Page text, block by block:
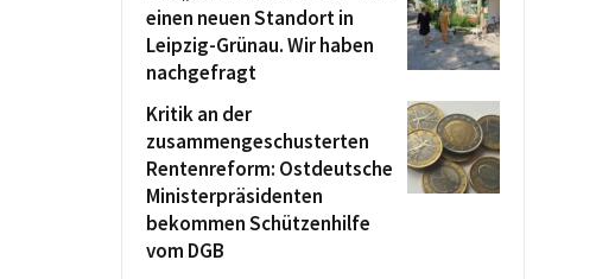
einen neuen Standort in
Leipzig-Grünau. Wir haben
nachgefragt
Kritik an der
zusammengeschusterten
Rentenreform: Ostdeutsche
Ministerpräsidenten
bekommen Schützenhilfe
vom DGB